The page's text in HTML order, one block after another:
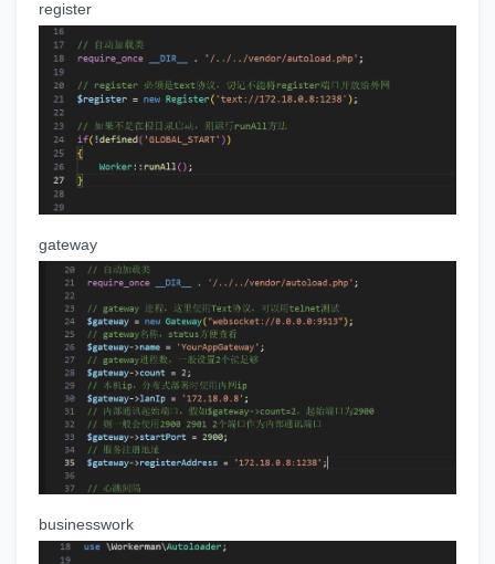
register
gateway
businesswork